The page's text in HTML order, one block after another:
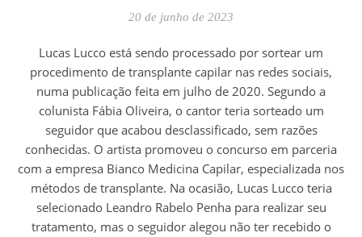
20 de junho de 2023
Lucas Lucco está sendo processado por sortear um
procedimento de transplante capilar nas redes sociais,
numa publicação feita em julho de 2020. Segundo a
colunista Fábia Oliveira, o cantor teria sorteado um
seguidor que acabou desclassificado, sem razões
conhecidas. O artista promoveu o concurso em parceria
com a empresa Bianco Medicina Capilar, especializada nos
métodos de transplante. Na ocasião, Lucas Lucco teria
selecionado Leandro Rabelo Penha para realizar seu
tratamento, mas o seguidor alegou não ter recebido o